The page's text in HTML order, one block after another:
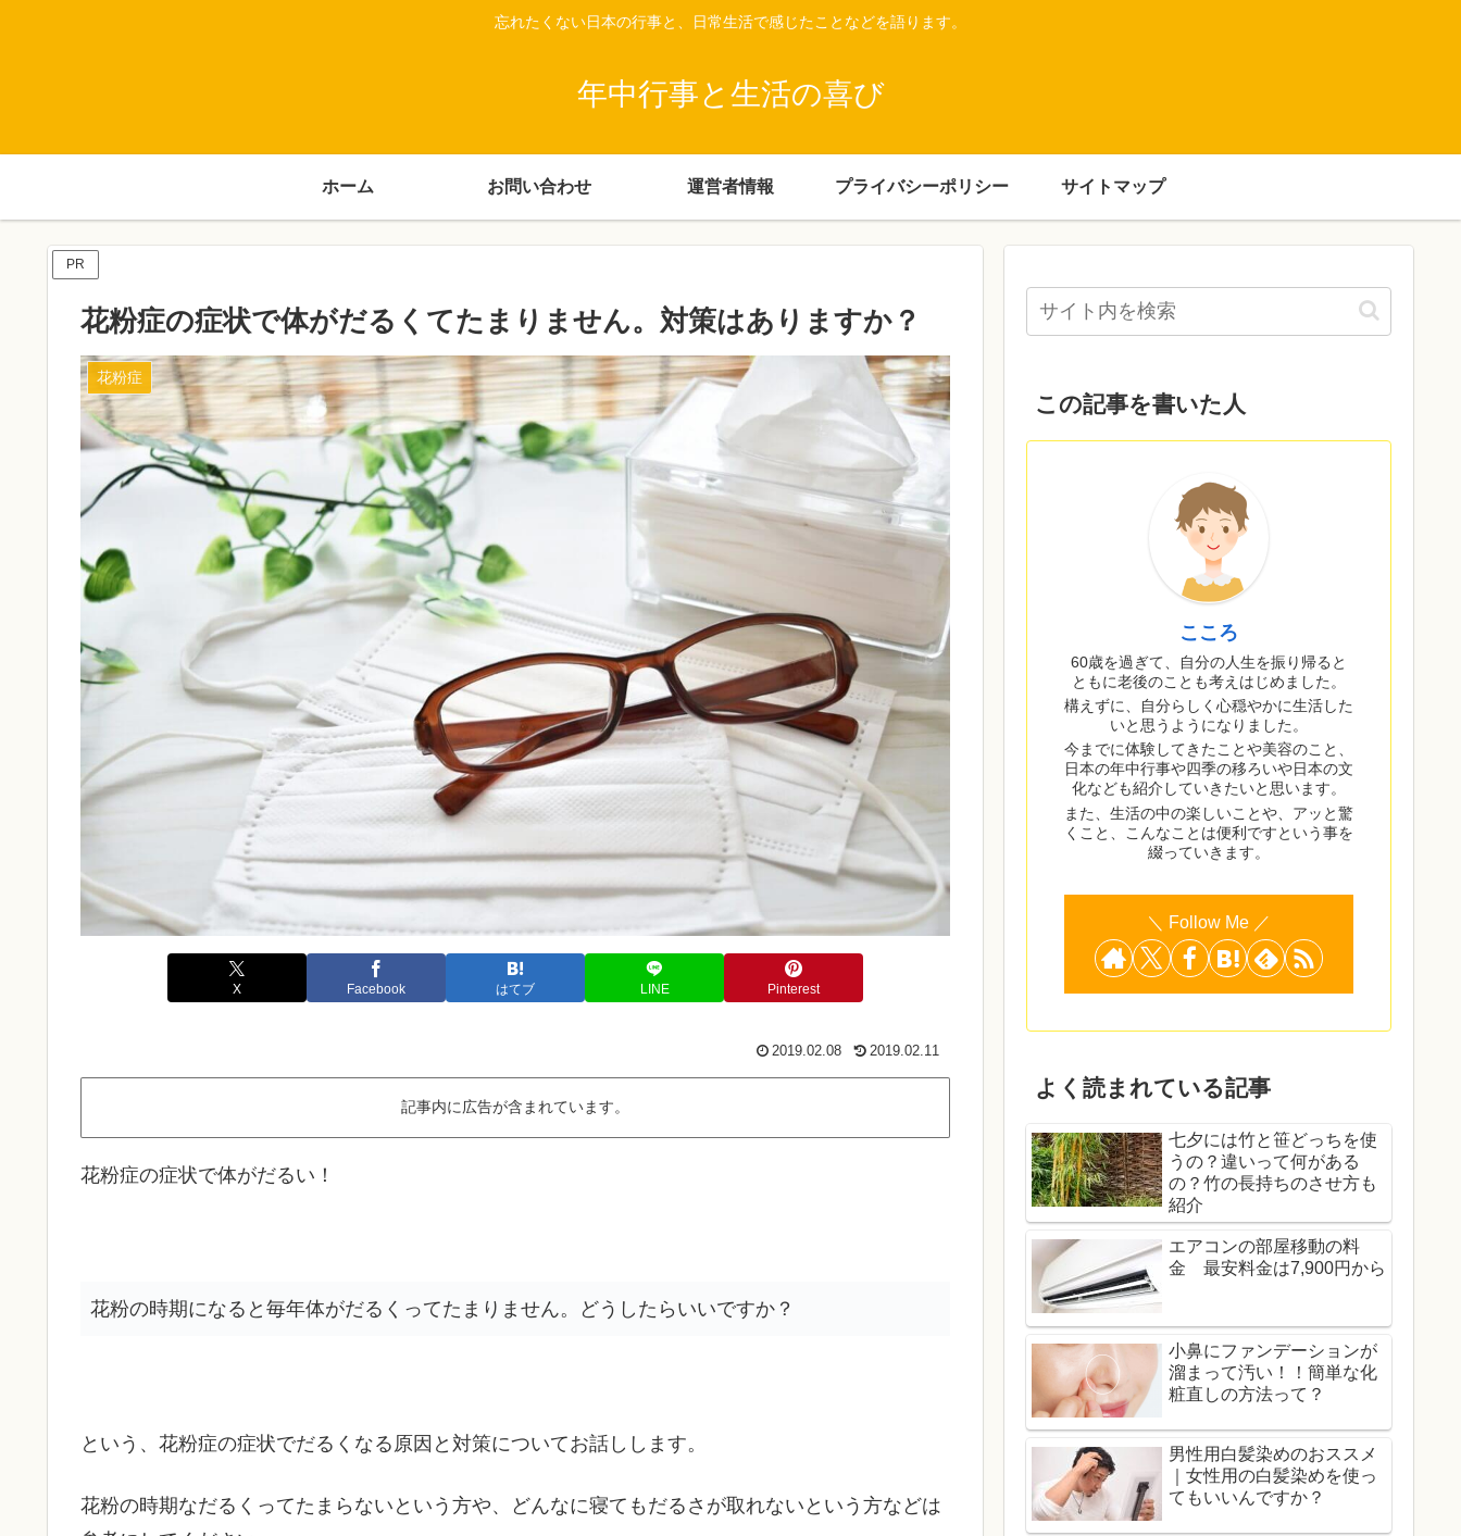
忘れたくない日本の行事と、日常生活で感じたことなどを語ります。
年中行事と生活の喜び
ホーム お問い合わせ 運営者情報 プライバシーポリシー サイトマップ
PR
花粉症の症状で体がだるくてたまりません。対策はありますか？
花粉症
X Facebook はてブ LINE Pinterest
2019.02.08 2019.02.11
記事内に広告が含まれています。
花粉症の症状で体がだるい！
花粉の時期になると毎年体がだるくってたまりません。どうしたらいいですか？
という、花粉症の症状でだるくなる原因と対策についてお話しします。
花粉の時期なだるくってたまらないという方や、どんなに寝てもだるさが取れないという方などは
この記事を書いた人
こころ
60歳を過ぎて、自分の人生を振り帰ると
ともに老後のことも考えはじめました。
構えずに、自分らしく心穏やかに生活した
いと思うようになりました。
今までに体験してきたことや美容のこと、
日本の年中行事や四季の移ろいや日本の文
化なども紹介していきたいと思います。
また、生活の中の楽しいことや、アッと驚
くこと、こんなことは便利ですという事を
綴っていきます。
よく読まれている記事
七夕には竹と笹どっちを使
うの？違いって何がある
の？竹の長持ちのさせ方も
紹介
エアコンの部屋移動の料
金 最安料金は7,900円から
小鼻にファンデーションが
溜まって汚い！！簡単な化
粧直しの方法って？
男性用白髪染めのおススメ
｜女性用の白髪染めを使っ
てもいいんですか？